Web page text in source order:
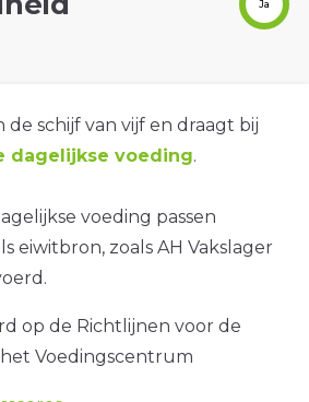
Ja
schijf van vijf en draagt bij
dagelijkse voeding.
voeding passen
eiwitbron, zoals AH Vakslager
op de Richtlijnen voor de
Voedingscentrum